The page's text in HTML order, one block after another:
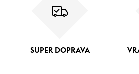
SUPER DOPRAVA